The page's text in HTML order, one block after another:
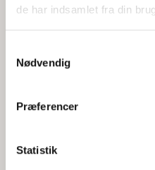
de har indsamlet fra din
Nødvendig
Præferencer
Statistik